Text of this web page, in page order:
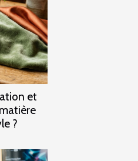
et
?